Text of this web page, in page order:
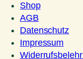
Shop
AGB
Datenschutz
Impressum